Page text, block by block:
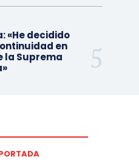
«He decidido
en
la Suprema